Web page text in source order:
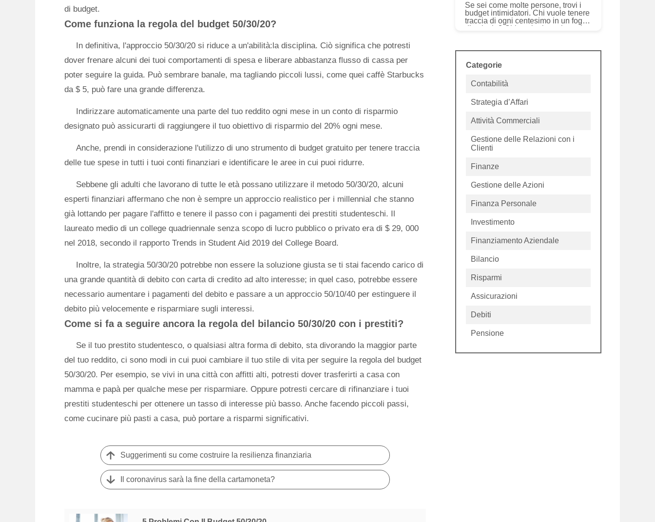
di budget.
Come funziona la regola del budget 50/30/20?
In definitiva, l'approccio 50/30/20 si riduce a un'abilità:la disciplina. Ciò significa che potresti
dover frenare alcuni dei tuoi comportamenti di spesa e liberare abbastanza flusso di cassa per
poter seguire la guida. Può sembrare banale, ma tagliando piccoli lussi, come quei caffè Starbucks
da $ 5, può fare una grande differenza.
Indirizzare automaticamente una parte del tuo reddito ogni mese in un conto di risparmio
designato può assicurarti di raggiungere il tuo obiettivo di risparmio del 20% ogni mese.
Anche, prendi in considerazione l'utilizzo di uno strumento di budget gratuito per tenere traccia
delle tue spese in tutti i tuoi conti finanziari e identificare le aree in cui puoi ridurre.
Sebbene gli adulti che lavorano di tutte le età possano utilizzare il metodo 50/30/20, alcuni
esperti finanziari affermano che non è sempre un approccio realistico per i millennial che stanno
già lottando per pagare l'affitto e tenere il passo con i pagamenti dei prestiti studenteschi. Il
laureato medio di un college quadriennale senza scopo di lucro pubblico o privato era di $ 29, 000
nel 2018, secondo il rapporto Trends in Student Aid 2019 del College Board.
Inoltre, la strategia 50/30/20 potrebbe non essere la soluzione giusta se ti stai facendo carico di
una grande quantità di debito con carta di credito ad alto interesse; in quel caso, potrebbe essere
necessario aumentare i pagamenti del debito e passare a un approccio 50/10/40 per estinguere il
debito più velocemente e risparmiare sugli interessi.
Come si fa a seguire ancora la regola del bilancio 50/30/20 con i prestiti?
Se il tuo prestito studentesco, o qualsiasi altra forma di debito, sta divorando la maggior parte
del tuo reddito, ci sono modi in cui puoi cambiare il tuo stile di vita per seguire la regola del budget
50/30/20. Per esempio, se vivi in ​​una città con affitti alti, potresti dover trasferirti a casa con
mamma e papà per qualche mese per risparmiare. Oppure potresti cercare di rifinanziare i tuoi
prestiti studenteschi per ottenere un tasso di interesse più basso. Anche facendo piccoli passi,
come cucinare più pasti a casa, può portare a risparmi significativi.
Suggerimenti su come costruire la resilienza finanziaria
Il coronavirus sarà la fine della cartamoneta?
Se sei come molte persone, trovi i
budget intimidatori. Chi vuole tenere
traccia di ogni centesimo in un foglio
di calcolo? Chi vuole rinunciare ai
Categorie
Contabilità
Strategia d’Affari
Attività Commerciali
Gestione delle Relazioni con i
Clienti
Finanze
Gestione delle Azioni
Finanza Personale
Investimento
Finanziamento Aziendale
Bilancio
Risparmi
Assicurazioni
Debiti
Pensione